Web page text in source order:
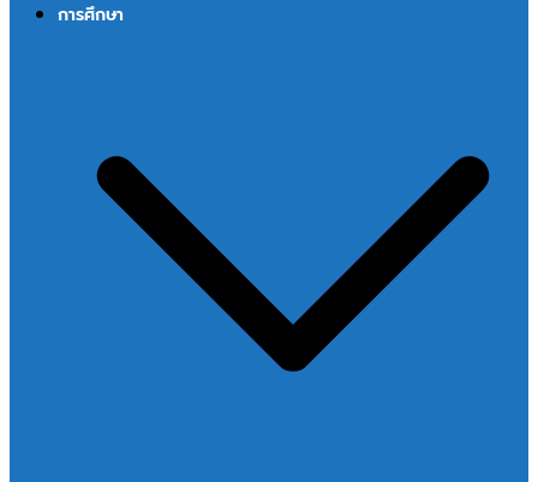
การศึกษา